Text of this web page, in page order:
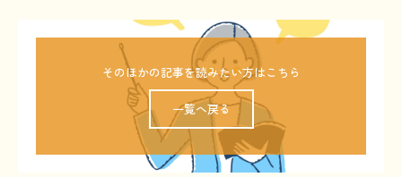
そのほかの記事を読みたい方はこちら
一覧へ戻る